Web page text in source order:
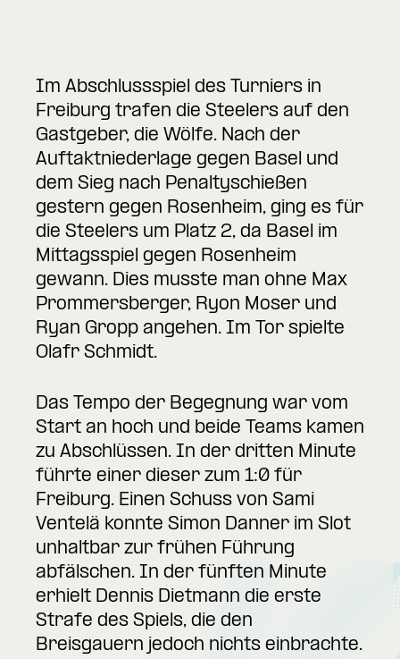
Im Abschlussspiel des Turniers in
Freiburg trafen die Steelers auf den
Gastgeber, die Wölfe. Nach der
Auftaktniederlage gegen Basel und
dem Sieg nach Penaltyschießen
gestern gegen Rosenheim, ging es für
die Steelers um Platz 2, da Basel im
Mittagsspiel gegen Rosenheim
gewann. Dies musste man ohne Max
Prommersberger, Ryon Moser und
Ryan Gropp angehen. Im Tor spielte
Olafr Schmidt.
Das Tempo der Begegnung war vom
Start an hoch und beide Teams kamen
zu Abschlüssen. In der dritten Minute
führte einer dieser zum 1:0 für
Freiburg. Einen Schuss von Sami
Ventelä konnte Simon Danner im Slot
unhaltbar zur frühen Führung
abfälschen. In der fünften Minute
erhielt Dennis Dietmann die erste
Strafe des Spiels, die den
Breisgauern jedoch nichts einbrachte.